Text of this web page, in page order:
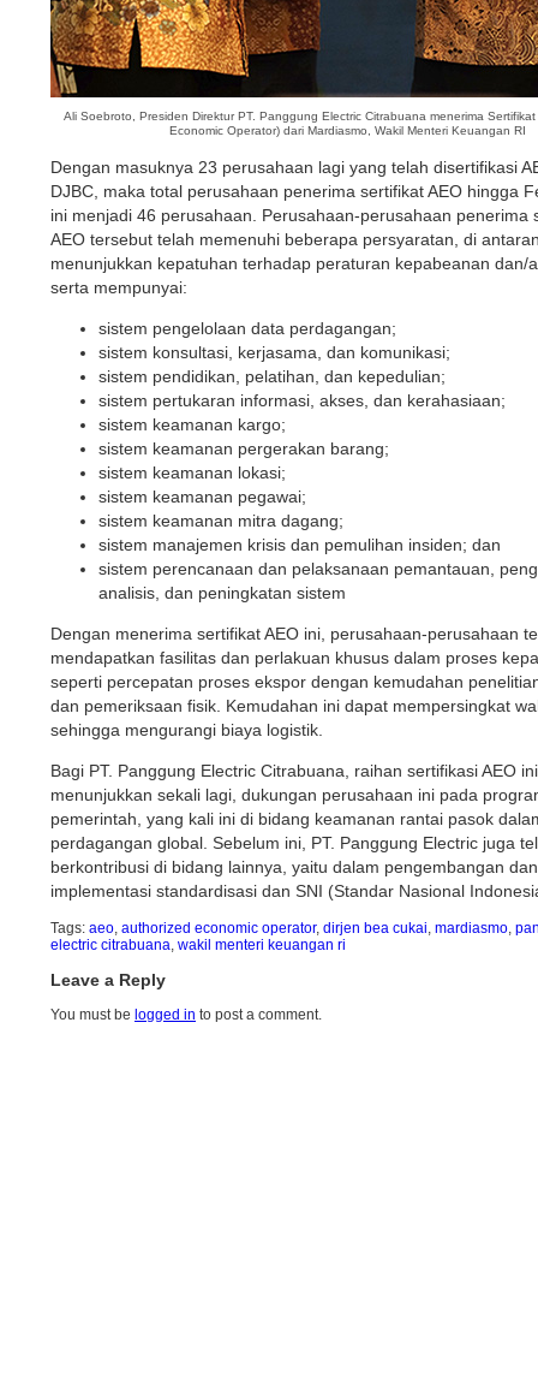
Ali Soebroto, Presiden Direktur PT. Panggung Electric Citrabuana menerima
Economic Operator) dari Mardiasmo, Wakil Menteri Keuangan RI
Dengan masuknya 23 perusahaan lagi yang telah disertifikasi
DJBC, maka total perusahaan penerima sertifikat AEO hingga
ini menjadi 46 perusahaan. Perusahaan-perusahaan penerima
AEO tersebut telah memenuhi beberapa persyaratan, di
menunjukkan kepatuhan terhadap peraturan kepabeanan dan/
serta mempunyai:
sistem pengelolaan data perdagangan;
sistem konsultasi, kerjasama, dan komunikasi;
sistem pendidikan, pelatihan, dan kepedulian;
sistem pertukaran informasi, akses, dan kerahasiaan;
sistem keamanan kargo;
sistem keamanan pergerakan barang;
sistem keamanan lokasi;
sistem keamanan pegawai;
sistem keamanan mitra dagang;
sistem manajemen krisis dan pemulihan insiden; dan
sistem perencanaan dan pelaksanaan pemantauan,
analisis, dan peningkatan sistem
Dengan menerima sertifikat AEO ini, perusahaan-perusahaan
mendapatkan fasilitas dan perlakuan khusus dalam proses
seperti percepatan proses ekspor dengan kemudahan
dan pemeriksaan fisik. Kemudahan ini dapat mempersingkat
sehingga mengurangi biaya logistik.
Bagi PT. Panggung Electric Citrabuana, raihan sertifikasi AEO ini
menunjukkan sekali lagi, dukungan perusahaan ini pada
pemerintah, yang kali ini di bidang keamanan rantai pasok
perdagangan global. Sebelum ini, PT. Panggung Electric juga
berkontribusi di bidang lainnya, yaitu dalam pengembangan dan
implementasi standardisasi dan SNI (Standar Nasional
Tags: aeo authorized economic operator, dirjen bea cukai mardiasmo
electric citrabuana wakil menteri keuangan ri
Leave a Reply
You must be logged in to post a comment.